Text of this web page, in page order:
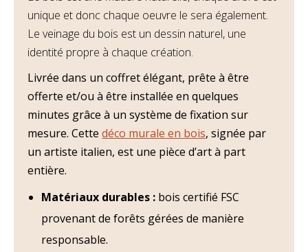
unique et donc chaque oeuvre le sera également.
Le veinage du bois est un dessin naturel, une
identité propre à chaque création.
Livrée dans un coffret élégant, prête à être
offerte et/ou à être installée en quelques
minutes grâce à un système de fixation sur
mesure. Cettedéco murale en bois, signée par
un artiste italien, est une pièce d’art à part
entière.
Matériaux durables : bois certifié FSC
provenant de forêts gérées de manière
responsable.